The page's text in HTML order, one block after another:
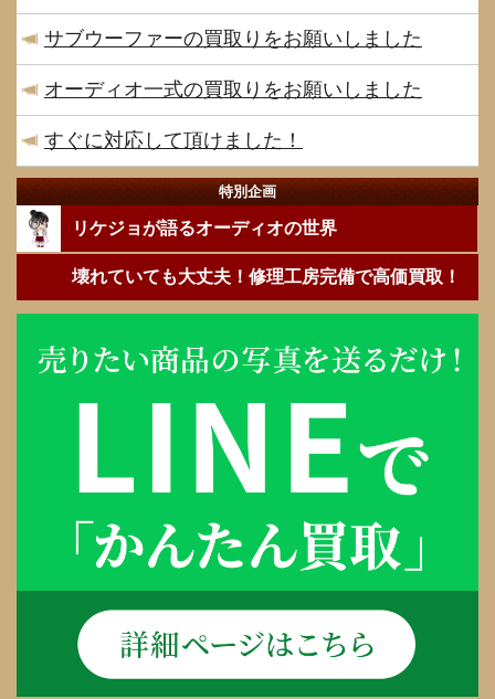
サブウーファーの買取りをお願いしました
オーディオ一式の買取りをお願いしました
すぐに対応して頂けました！
特別企画
リケジョが語るオーディオの世界
壊れていても大丈夫！修理工房完備で高価買取！